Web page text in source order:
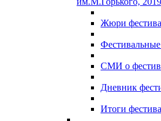
Жюри
Фестивальные
СМИ о
Дневник
Итоги